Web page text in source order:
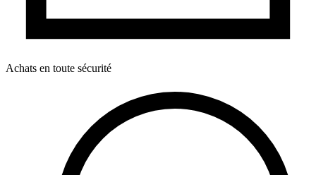
Achats en toute sécurité